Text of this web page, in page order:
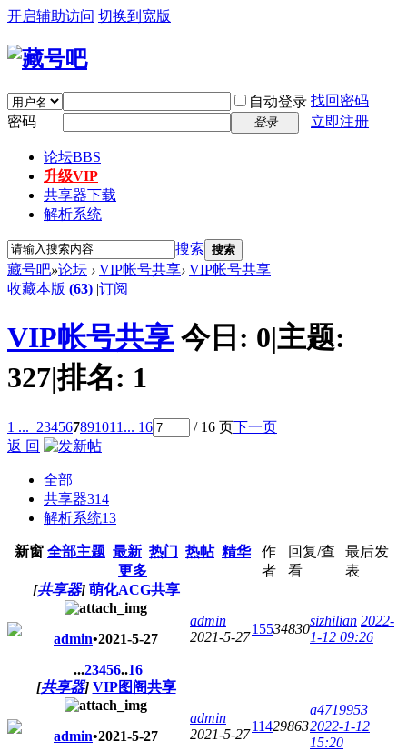
开启辅助访问 切换到宽版
自动登录 找回密码
密码
登录 立即注册
论坛BBS
升级VIP
共享器下载
解析系统
搜索 搜索
藏号吧»论坛 › VIP帐号共享› VIP帐号共享
收藏本版 (63) |订阅
VIP帐号共享 今日: 0|主题:
327|排名: 1
1 ... 234567891011 ... 16 / 16 页下一页
返 回
全部
共享器314
解析系统13
新窗 全部主题 最新 热门 热帖 精华
更多
作
者
回复/查
看
最后发
表
[共享器] 萌化ACG共享
admin•2021-5-27
...23456..16
admin
2021-5-27
15534830
sizhilian 2022-
1-12 09:26
[共享器] VIP图阁共享
admin•2021-5-27
admin
2021-5-27
11429863
a4719953
2022-1-12
15:20